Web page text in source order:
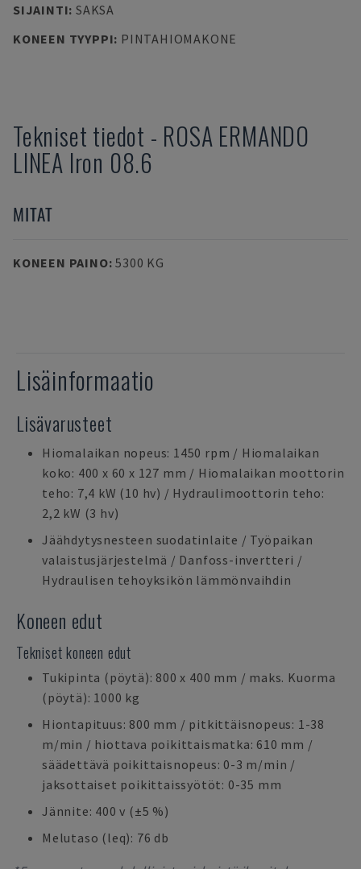
SIJAINTI: SAKSA
KONEEN TYYPPI: PINTAHIOMAKONE
Tekniset tiedot - ROSA ERMANDO
LINEA Iron 08.6
MITAT
KONEEN PAINO:5300 KG
Lisäinformaatio
Lisävarusteet
Hiomalaikan nopeus: 1450 rpm / Hiomalaikan
koko: 400 x 60 x 127 mm / Hiomalaikan moottorin
teho: 7,4 kW (10 hv) / Hydraulimoottorin teho:
2,2 kW (3 hv)
Jäähdytysnesteen suodatinlaite / Työpaikan
valaistusjärjestelmä / Danfoss-invertteri /
Hydraulisen tehoyksikön lämmönvaihdin
Koneen edut
Tekniset koneen edut
Tukipinta (pöytä): 800 x 400 mm / maks. Kuorma
(pöytä): 1000 kg
Hiontapituus: 800 mm / pitkittäisnopeus: 1-38
m/min / hiottava poikittaismatka: 610 mm /
säädettävä poikittaisnopeus: 0-3 m/min /
jaksottaiset poikittaissyötöt: 0-35 mm
Jännite: 400 v (±5 %)
Melutaso (leq): 76 db